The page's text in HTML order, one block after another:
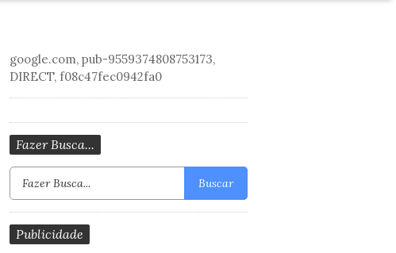
google.com, pub-9559374808753173,
DIRECT, f08c47fec0942fa0
Fazer Busca...
Buscar
Publicidade